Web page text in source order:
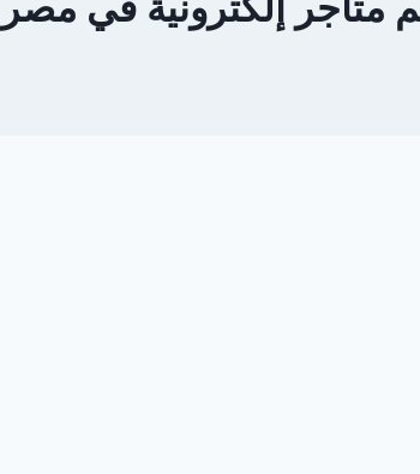
متاجر إلكترونية في مصر